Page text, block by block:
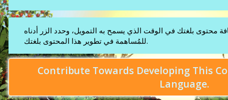
محتوى بلغتك في الوقت الذي يسمح به التمويل، وحدد الزر أدناه
للمُساهمة في تطوير هذا المحتوى بلغتك.
Contribute Towards Developing This
Language.